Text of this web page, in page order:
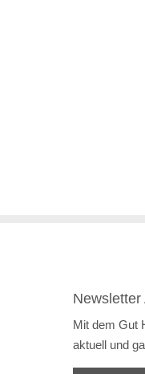
Newsletter
Mit dem Gut
aktuell und